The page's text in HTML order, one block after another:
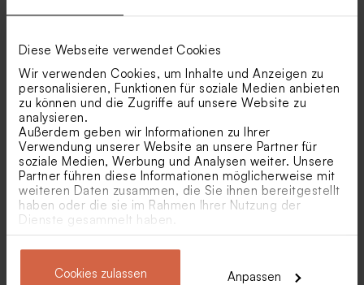
Diese Webseite verwendet Cookies
Wir verwenden Cookies, um Inhalte und Anzeigen zu
personalisieren, Funktionen für soziale Medien anbieten
zu können und die Zugriffe auf unsere Website zu
analysieren.
Außerdem geben wir Informationen zu Ihrer
Verwendung unserer Website an unsere Partner für
soziale Medien, Werbung und Analysen weiter. Unsere
Partner führen diese Informationen möglicherweise mit
weiteren Daten zusammen, die Sie ihnen bereitgestellt
haben oder die sie im Rahmen Ihrer Nutzung der
Dienste gesammelt haben.
Cookies zulassen Anpassen
Weihnachtskarte 'Winter
Wonderland' | aus Holz
Besondere Weihnachtskarte
'Weihnachtskugel' basteln|